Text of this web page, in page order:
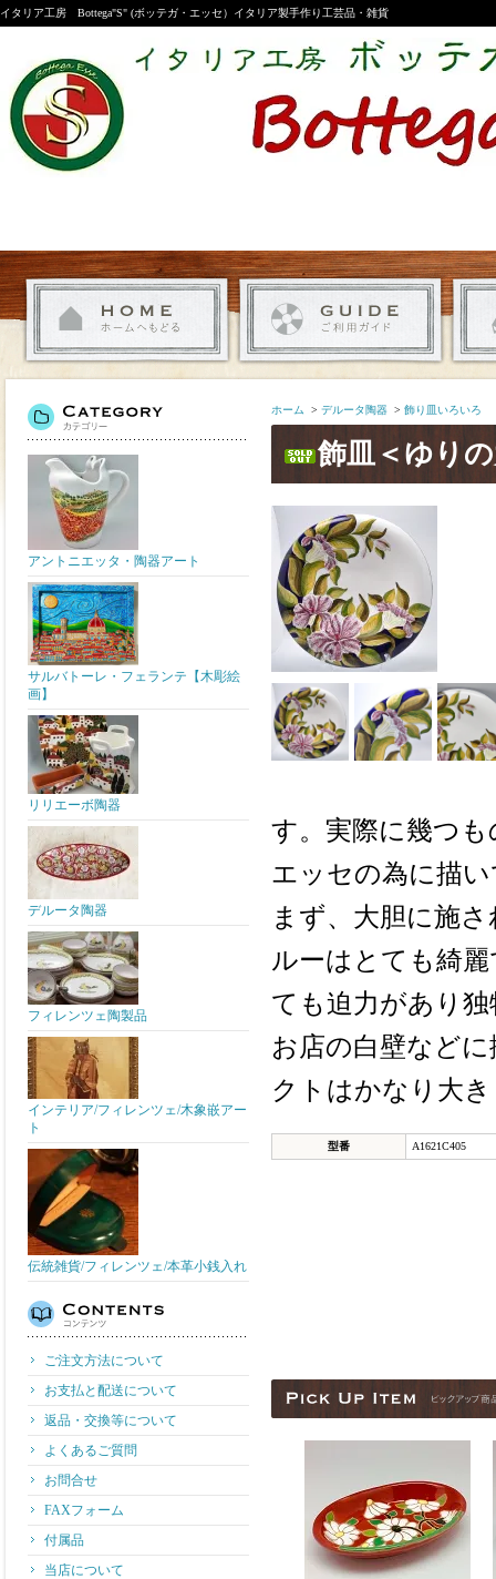
イタリア工房 Bottega"S" (ボッテガ・エッセ）イタリア製手作り工芸品・雑貨
アントニエッタ・陶器アート
サルバトーレ・フェランテ【木彫絵
画】
リリエーボ陶器
デルータ陶器
フィレンツェ陶製品
インテリア/フィレンツェ/木象嵌アー
ト
伝統雑貨/フィレンツェ/本革小銭入れ
ご注文方法について
お支払と配送について
返品・交換等について
よくあるご質問
お問合せ
FAXフォーム
付属品
当店について
ホーム > デルータ陶器 > 飾り皿いろいろ
飾皿＜ゆり
す。実際に幾つ
エッセの為に描
まず、大胆に施
ルーはとても綺
ても迫力があり
お店の白壁など
クトはかなり大
型番 A1621C405